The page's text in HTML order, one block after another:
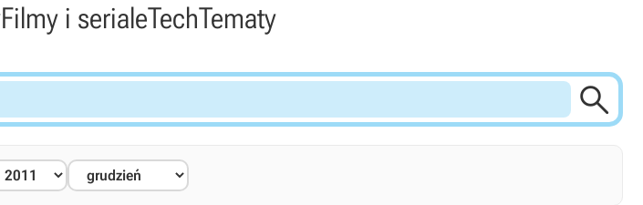
Filmy i serialeTechTematy
